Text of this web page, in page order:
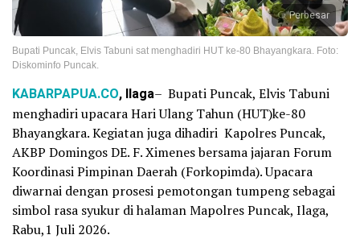
Perbesar
Bupati Puncak, Elvis Tabuni sat menghadiri HUT ke-80 Bhayangkara. Foto:
Diskominfo Puncak.
KABARPAPUA.CO, Ilaga– Bupati Puncak, Elvis Tabuni
menghadiri upacara Hari Ulang Tahun (HUT)ke-80
Bhayangkara. Kegiatan juga dihadiri Kapolres Puncak,
AKBP Domingos DE. F. Ximenes bersama jajaran Forum
Koordinasi Pimpinan Daerah (Forkopimda). Upacara
diwarnai dengan prosesi pemotongan tumpeng sebagai
simbol rasa syukur di halaman Mapolres Puncak, Ilaga,
Rabu,1 Juli 2026.